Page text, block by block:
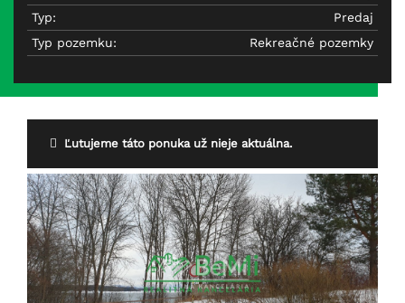
Typ:
Predaj
Typ pozemku:
Rekreačné pozemky
Ľutujeme táto ponuka už nieje aktuálna.